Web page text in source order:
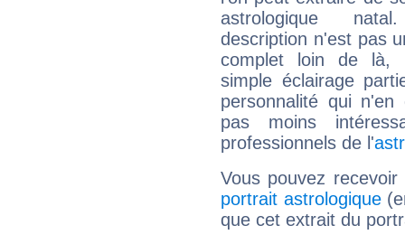
astrologique
description n'est pas
complet loin de là,
simple éclairage
personnalité qui n'en
pas moins
professionnels de l'
Vous pouvez
portrait astrologique
que cet extrait du